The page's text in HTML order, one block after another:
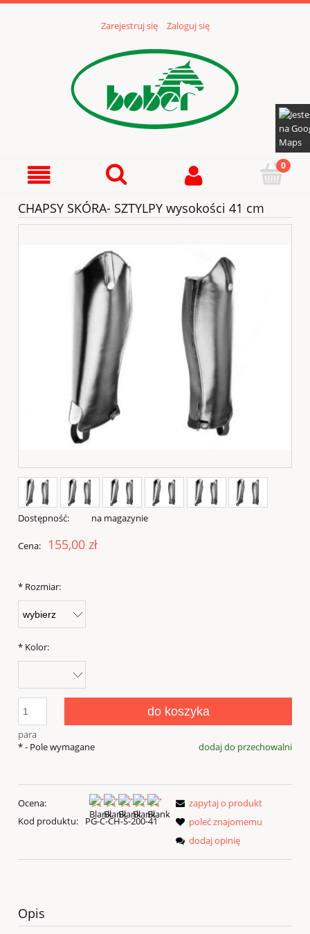
Zarejestruj się Zaloguj się
CHAPSY SKÓRA- SZTYLPY wysokości 41 cm
Dostępność: na magazynie
Cena: 155,00 zł
* Rozmiar:
* Kolor:
para
do koszyka
dodaj do przechowalni
*- Pole wymagane
Ocena:
Kod produktu:
PG-C-CH-S-200-41
zapytaj o produkt
poleć znajomemu
dodaj opinię
Opis